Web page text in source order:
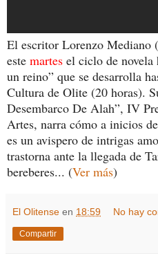
El escritor Lorenzo Mediano
este martes el ciclo de novela
un reino” que se desarrolla
Cultura de Olite (20 horas).
Desembarco De Alah”, IV
Artes, narra cómo a inicios
es un avispero de intrigas
trastorna ante la llegada de
bereberes... (Ver más)
El Olitense en 18:59 No hay
Compartir